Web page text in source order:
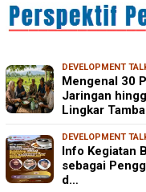
DEVELOPMENT
Mengenal 30
Jaringan
Lingkar
DEVELOPMENT
Info Kegiatan
sebagai
d…